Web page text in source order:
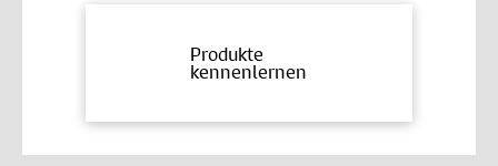
Produkte
kennenlernen